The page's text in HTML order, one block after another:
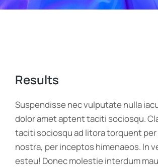
Results
Suspendisse nec vulputate nulla
dolor amet aptent taciti sociosqu.
taciti sociosqu ad litora torquent
nostra, per inceptos himenaeos. In
esteu! Donec molestie interdum